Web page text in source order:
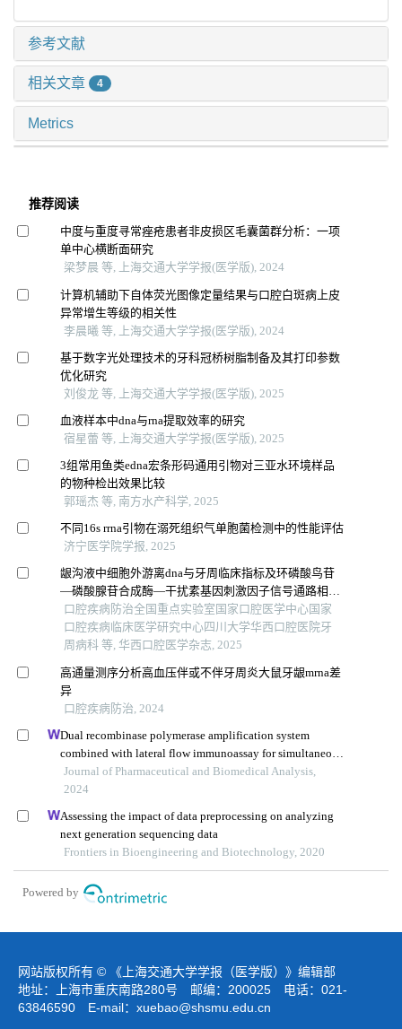
参考文献
相关文章 4
Metrics
推荐阅读
中度与重度寻常痤疮患者非皮损区毛囊菌群分析：一项
单中心横断面研究
梁梦晨 等, 上海交通大学学报(医学版), 2024
计算机辅助下自体荧光图像定量结果与口腔白斑病上皮
异常增生等级的相关性
李晨曦 等, 上海交通大学学报(医学版), 2024
基于数字光处理技术的牙科冠桥树脂制备及其打印参数
优化研究
刘俊龙 等, 上海交通大学学报(医学版), 2025
血液样本中dna与rna提取效率的研究
宿星蕾 等, 上海交通大学学报(医学版), 2025
3组常用鱼类edna宏条形码通用引物对三亚水环境样品
的物种检出效果比较
郭瑶杰 等, 南方水产科学, 2025
不同16s rrna引物在溺死组织气单胞菌检测中的性能评估
济宁医学院学报, 2025
龈沟液中细胞外游离dna与牙周临床指标及环磷酸鸟苷
—磷酸腺苷合成酶—干扰素基因刺激因子信号通路相关
分子的关联性分析
口腔疾病防治全国重点实验室国家口腔医学中心国家
口腔疾病临床医学研究中心四川大学华西口腔医院牙
周病科 等, 华西口腔医学杂志, 2025
高通量测序分析高血压伴或不伴牙周炎大鼠牙龈mrna差
异
口腔疾病防治, 2024
Dual recombinase polymerase amplification system
combined with lateral flow immunoassay for simultaneous
detection of staphylococcus aureus and vibrio
parahaemolyticus
Journal of Pharmaceutical and Biomedical Analysis,
2024
Assessing the impact of data preprocessing on analyzing
next generation sequencing data
Frontiers in Bioengineering and Biotechnology, 2020
Powered by
网站版权所有 © 《上海交通大学学报（医学版）》编辑部
地址：上海市重庆南路280号 邮编：200025 电话：021-
63846590 E-mail： xuebao@shsmu.edu.cn